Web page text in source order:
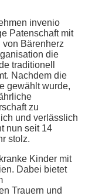
invenio
Patenschaft mit
von Bärenherz
die
traditionell
Nachdem die
gewählt wurde,
zu
und verlässlich
nun seit 14
stolz.
Kinder mit
Dabei bietet
Trauern und